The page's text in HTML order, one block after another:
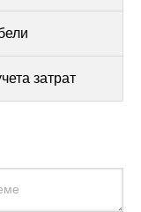
затрат